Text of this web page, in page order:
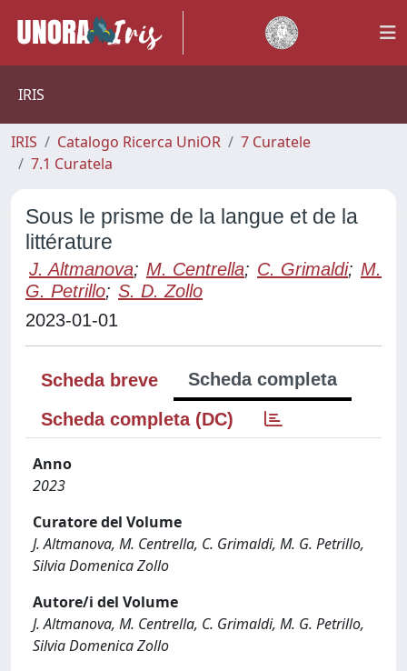
IRIS
IRIS Catalogo Ricerca UniOR
7 Curatele
7.1 Curatela
Sous le prisme de la langue et de la
littérature
J. Altmanova; M. Centrella; C. Grimaldi; M.
G. Petrillo; S. D. Zollo
2023-01-01
Scheda breve
Scheda completa
Scheda completa (DC)
Anno
2023
Curatore del Volume
J. Altmanova, M. Centrella, C. Grimaldi, M. G. Petrillo,
Silvia Domenica Zollo
Autore/i del Volume
J. Altmanova, M. Centrella, C. Grimaldi, M. G. Petrillo,
Silvia Domenica Zollo